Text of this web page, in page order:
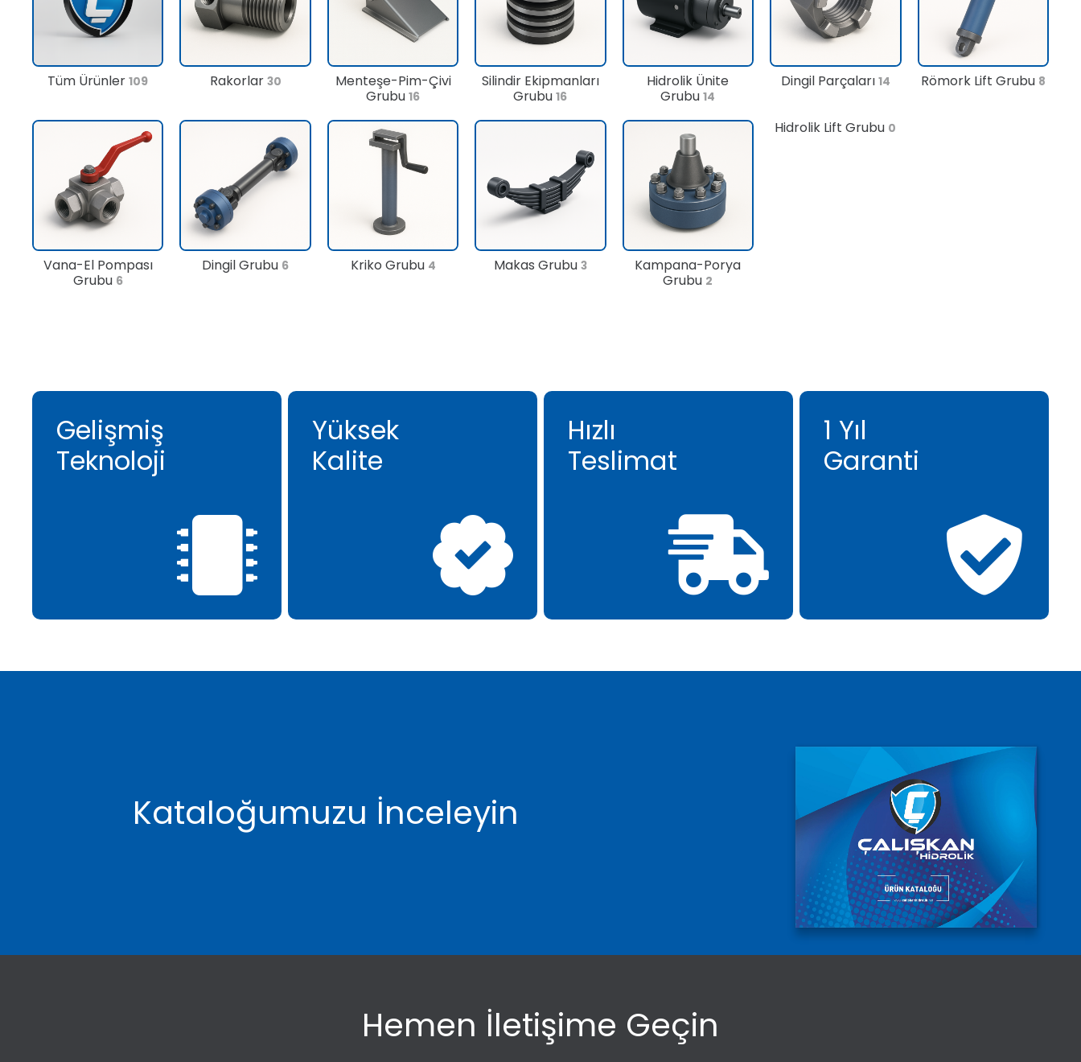
Tüm Ürünler109 Rakorlar 30
Menteşe-Pim-Çivi
Grubu16
Silindir Ekipmanları
Grubu16
Hidrolik Ünite
Grubu14
Dingil Parçaları 14 Römork Lift Grubu 8
Vana-El Pompası
Grubu 6
Dingil Grubu 6 Kriko Grubu 4 Makas Grubu 3
Kampana-Porya
Grubu 2
Hidrolik Lift Grubu 0
Gelişmiş
Teknoloji
Yüksek
Kalite
Hızlı
Teslimat
1 Yıl
Garanti
Kataloğumuzu İnceleyin
Hemen İletişime Geçin